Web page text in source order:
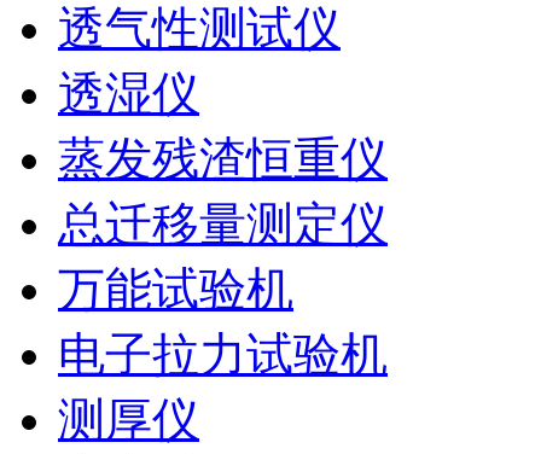
透气性测试仪
透湿仪
蒸发残渣恒重仪
总迁移量测定仪
万能试验机
电子拉力试验机
测厚仪